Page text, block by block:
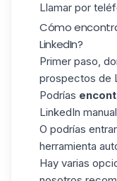
Llamar por
Cómo
LinkedIn?
Primer paso,
prospectos de
Podrías
LinkedIn
O podrías
herramienta
Hay varias